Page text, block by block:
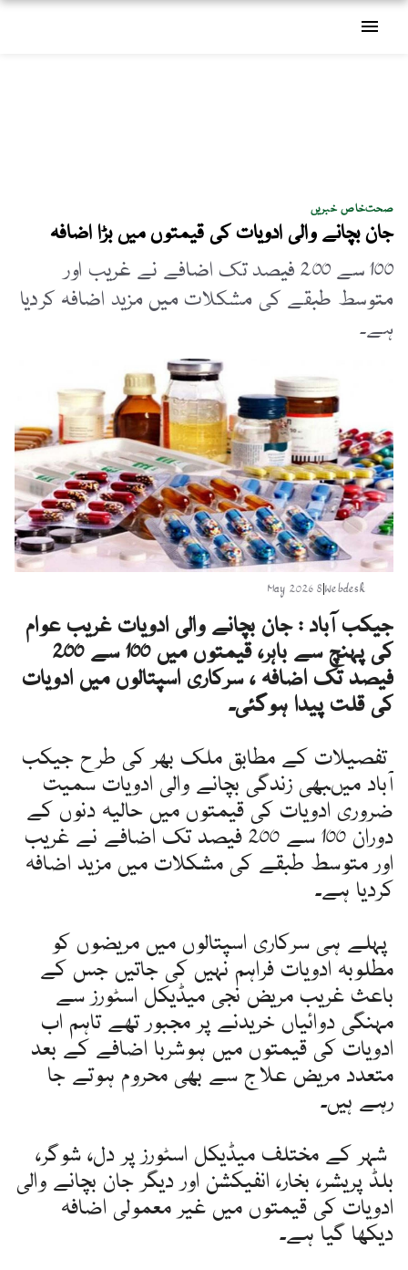
menu
صحتخاص خبریں
جان بچانے والی ادویات کی قیمتوں میں بڑا اضافہ
100 سے 200 فیصد تک اضافے نے غریب اور
متوسط طبقے کی مشکلات میں مزید اضافہ کردیا
ہے۔
Webdesk
|
8 May 2026
جیکب آباد : جان بچانے والی ادویات غریب عوام
کی پہنچ سے باہر، قیمتوں میں 100 سے 200
فیصد تک اضافہ ، سرکاری اسپتالوں میں ادویات
کی قلت پیدا ہوگئی۔
تفصیلات کے مطابق ملک بھر کی طرح جیکب
آباد میںبھی زندگی بچانے والی ادویات سمیت
ضروری ادویات کی قیمتوں میں حالیہ دنوں کے
دوران 100 سے 200 فیصد تک اضافے نے غریب
اور متوسط طبقے کی مشکلات میں مزید اضافہ
کردیا ہے۔
پہلے ہی سرکاری اسپتالوں میں مریضوں کو
مطلوبہ ادویات فراہم نہیں کی جاتیں جس کے
باعث غریب مریض نجی میڈیکل اسٹورز سے
مہنگی دوائیاں خریدنے پر مجبور تھے تاہم اب
ادویات کی قیمتوں میں ہوشربا اضافے کے بعد
متعدد مریض علاج سے بھی محروم ہوتے جا
رہے ہیں۔
شہر کے مختلف میڈیکل اسٹورز پر دل، شوگر،
بلڈ پریشر، بخار، انفیکشن اور دیگر جان بچانے والی
ادویات کی قیمتوں میں غیر معمولی اضافہ
دیکھا گیا ہے۔